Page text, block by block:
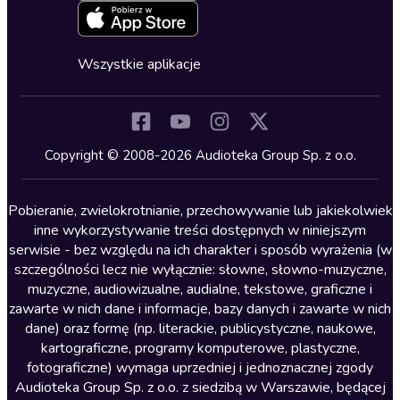
Kryminały
Lektury szkolne
Literatura anglojęzyczna
Literatura faktu
Literatura obyczajowa
Literatura piękna obca
Literatura piękna polska
Nagrania relaksacyjne
Nauka języków
Zapowiedzi
Cykle audiobooków
Wszystkie aplikacje
Copyright © 2008-2026 Audioteka Group Sp. z o.o.
Pobieranie, zwielokrotnianie, przechowywanie lub jakiekolwiek
inne wykorzystywanie treści dostępnych w niniejszym
serwisie - bez względu na ich charakter i sposób wyrażenia (w
szczególności lecz nie wyłącznie: słowne, słowno-muzyczne,
muzyczne, audiowizualne, audialne, tekstowe, graficzne i
zawarte w nich dane i informacje, bazy danych i zawarte w nich
dane) oraz formę (np. literackie, publicystyczne, naukowe,
kartograficzne, programy komputerowe, plastyczne,
fotograficzne) wymaga uprzedniej i jednoznacznej zgody
Audioteka Group Sp. z o.o. z siedzibą w Warszawie, będącej